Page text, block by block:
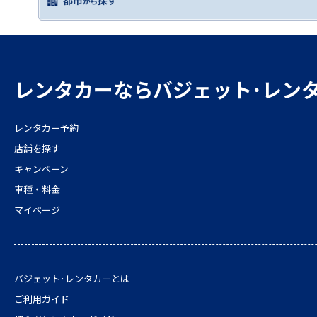
レンタカーならバジェット･レン
レンタカー予約
店舗を探す
キャンペーン
車種・料金
マイページ
バジェット･レンタカーとは
ご利用ガイド